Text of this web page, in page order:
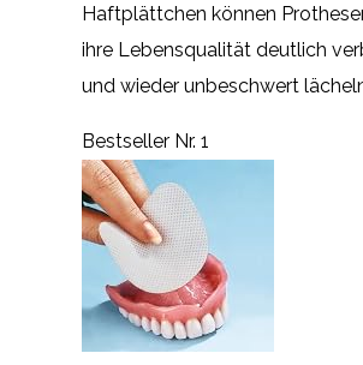
Haftplättchen können
ihre Lebensqualität deutlich
und wieder unbeschwert
Bestseller Nr. 1